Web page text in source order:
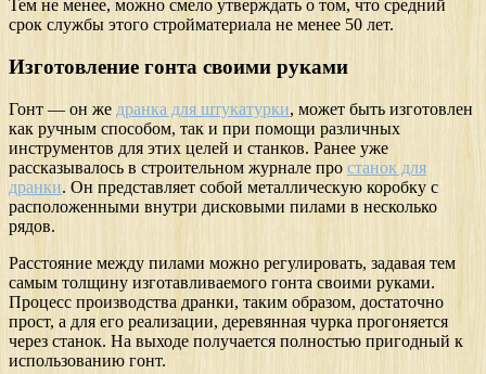
Тем не менее, можно смело утверждать о том, что средний
срок службы этого стройматериала не менее 50 лет.
Изготовление гонта своими руками
Гонт — он же дранка для штукатурки, может быть изготовлен
как ручным способом, так и при помощи различных
инструментов для этих целей и станков. Ранее уже
рассказывалось в строительном журнале про станок для
дранки. Он представляет собой металлическую коробку с
расположенными внутри дисковыми пилами в несколько
рядов.
Расстояние между пилами можно регулировать, задавая тем
самым толщину изготавливаемого гонта своими руками.
Процесс производства дранки, таким образом, достаточно
прост, а для его реализации, деревянная чурка прогоняется
через станок. На выходе получается полностью пригодный к
использованию гонт.